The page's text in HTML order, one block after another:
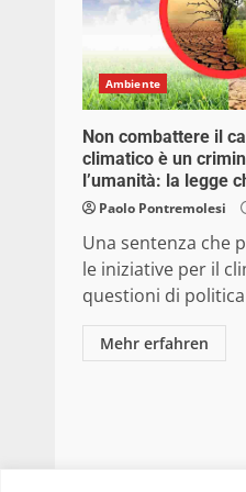
Ambiente
Non combattere il
climatico è un
l’umanità: la legge
Paolo Pontremolesi
Una sentenza che
le iniziative per il
questioni di
Mehr erfahren